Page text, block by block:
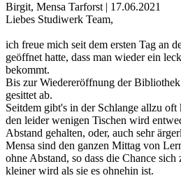
Birgit, Mensa Tarforst | 17.06.2021
Liebes Studiwerk Team,
ich freue mich seit dem ersten Tag an
geöffnet hatte, dass man wieder ein
bekommt.
Bis zur Wiedereröffnung der
gesittet ab.
Seitdem gibt's in der Schlange allzu
den leider wenigen Tischen wird
Abstand gehalten, oder, auch sehr
Mensa sind den ganzen Mittag von
ohne Abstand, so dass die Chance sich
kleiner wird als sie es ohnehin ist.